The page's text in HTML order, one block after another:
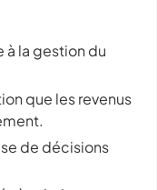
à la gestion du
que les revenus
de décisions